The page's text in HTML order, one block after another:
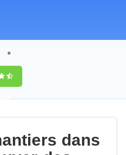
0
dans